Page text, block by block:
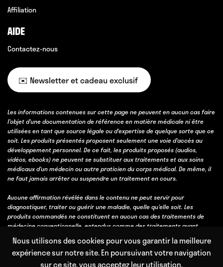
Nous utilisons des cookies pour vous garantir la meilleure
expérience sur notre site. En poursuivant votre navigation
sur ce site, vous acceptez leur utilisation.
Affiliation
AIDE
Contactez-nous
✉️ Newsletter et cadeau exclusif
Les informations contenues sur cette page ne peuvent en aucun cas faire
l’objet d’une documentation de référence en matière médicale ni être
utilisées en tant que source légale ou d’expertise de quelque sorte que ce
soit. Les produits présentés proposent seulement une voie d’accès au
développement personnel. De ce fait, les produits proposés (audios,
vidéos, ebooks) ne peuvent se substituer aux traitements et aux soins
médicaux d’un médecin ou autre praticien du corps médical. De même, il
ne faut jamais arrêter ou suspendre un traitement en cours.
Aucune affirmation révélée dans le contenu ne peut servir pour
diagnostiquer, traiter ou guérir une maladie, quelle qu’elle soit. Les
produits commandés ne constituent en aucun cas des traitements de
médecine conventionnelle, entendus comme des traitements ayant
qu’ils bénéficient d’un consensus professionnel fort obtenu avec l’accord
et l’expérience de la majorité des professionnels de la discipline